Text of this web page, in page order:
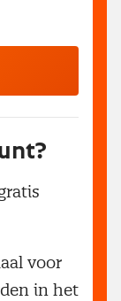
voor
in het